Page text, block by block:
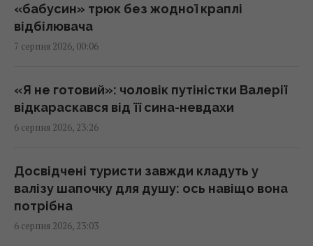
23:24 четвер, 06 серпня 2026
Україна ставить Путіна на передвиборчий
23:07 четвер, 06 серпня 2026
Корецький анонсував збільшення
22:53 четвер, 06 серпня 2026
Міф зруйновано: скільки насправді можуть
працювати ядерні реактори
«бабусин» трюк без жодної краплі
відбілювача
7 серпня 2026, 00:06
«Я не готовий»: чоловік путіністки Валерії
відкараскався від її сина-невдахи
6 серпня 2026, 23:26
Досвідчені туристи завжди кладуть у
валізу шапочку для душу: ось навіщо вона
потрібна
6 серпня 2026, 23:03